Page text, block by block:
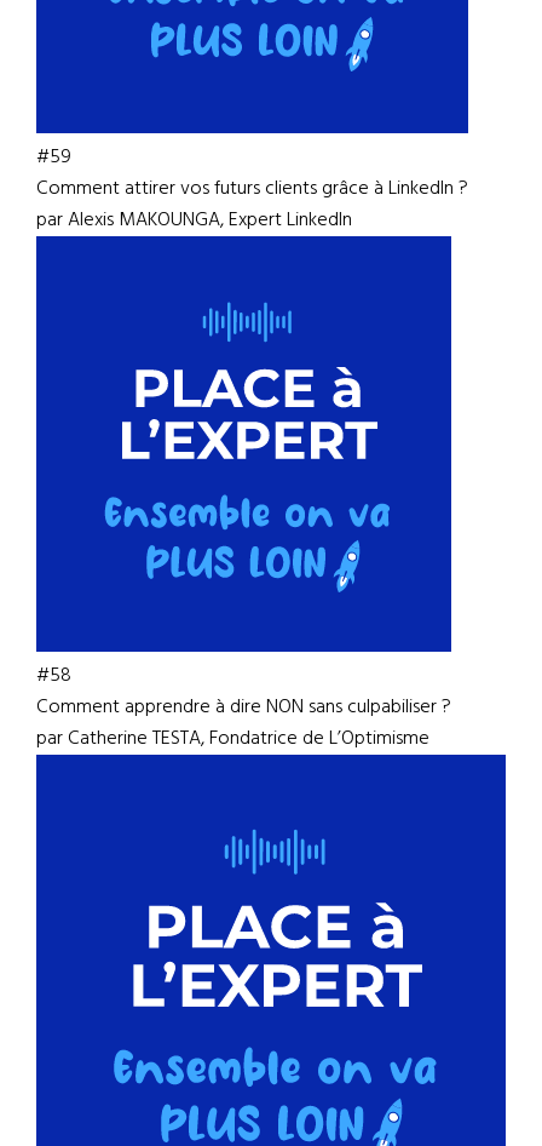
#59
Comment attirer vos futurs clients grâce à LinkedIn ?
par Alexis MAKOUNGA, Expert LinkedIn
#58
Comment apprendre à dire NON sans culpabiliser ?
par Catherine TESTA, Fondatrice de L’Optimisme